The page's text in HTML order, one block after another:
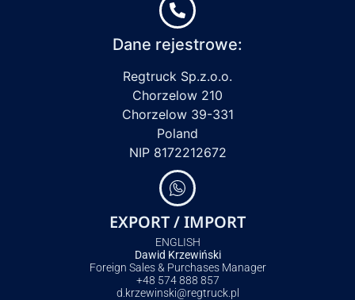
Dane rejestrowe:
Regtruck Sp.z.o.o.
Chorzelow 210
Chorzelow 39-331
Poland
NIP 8172212672
EXPORT / IMPORT
ENGLISH
Dawid Krzewiński
Foreign Sales & Purchases Manager
+48 574 888 857
d.krzewinski@regtruck.pl